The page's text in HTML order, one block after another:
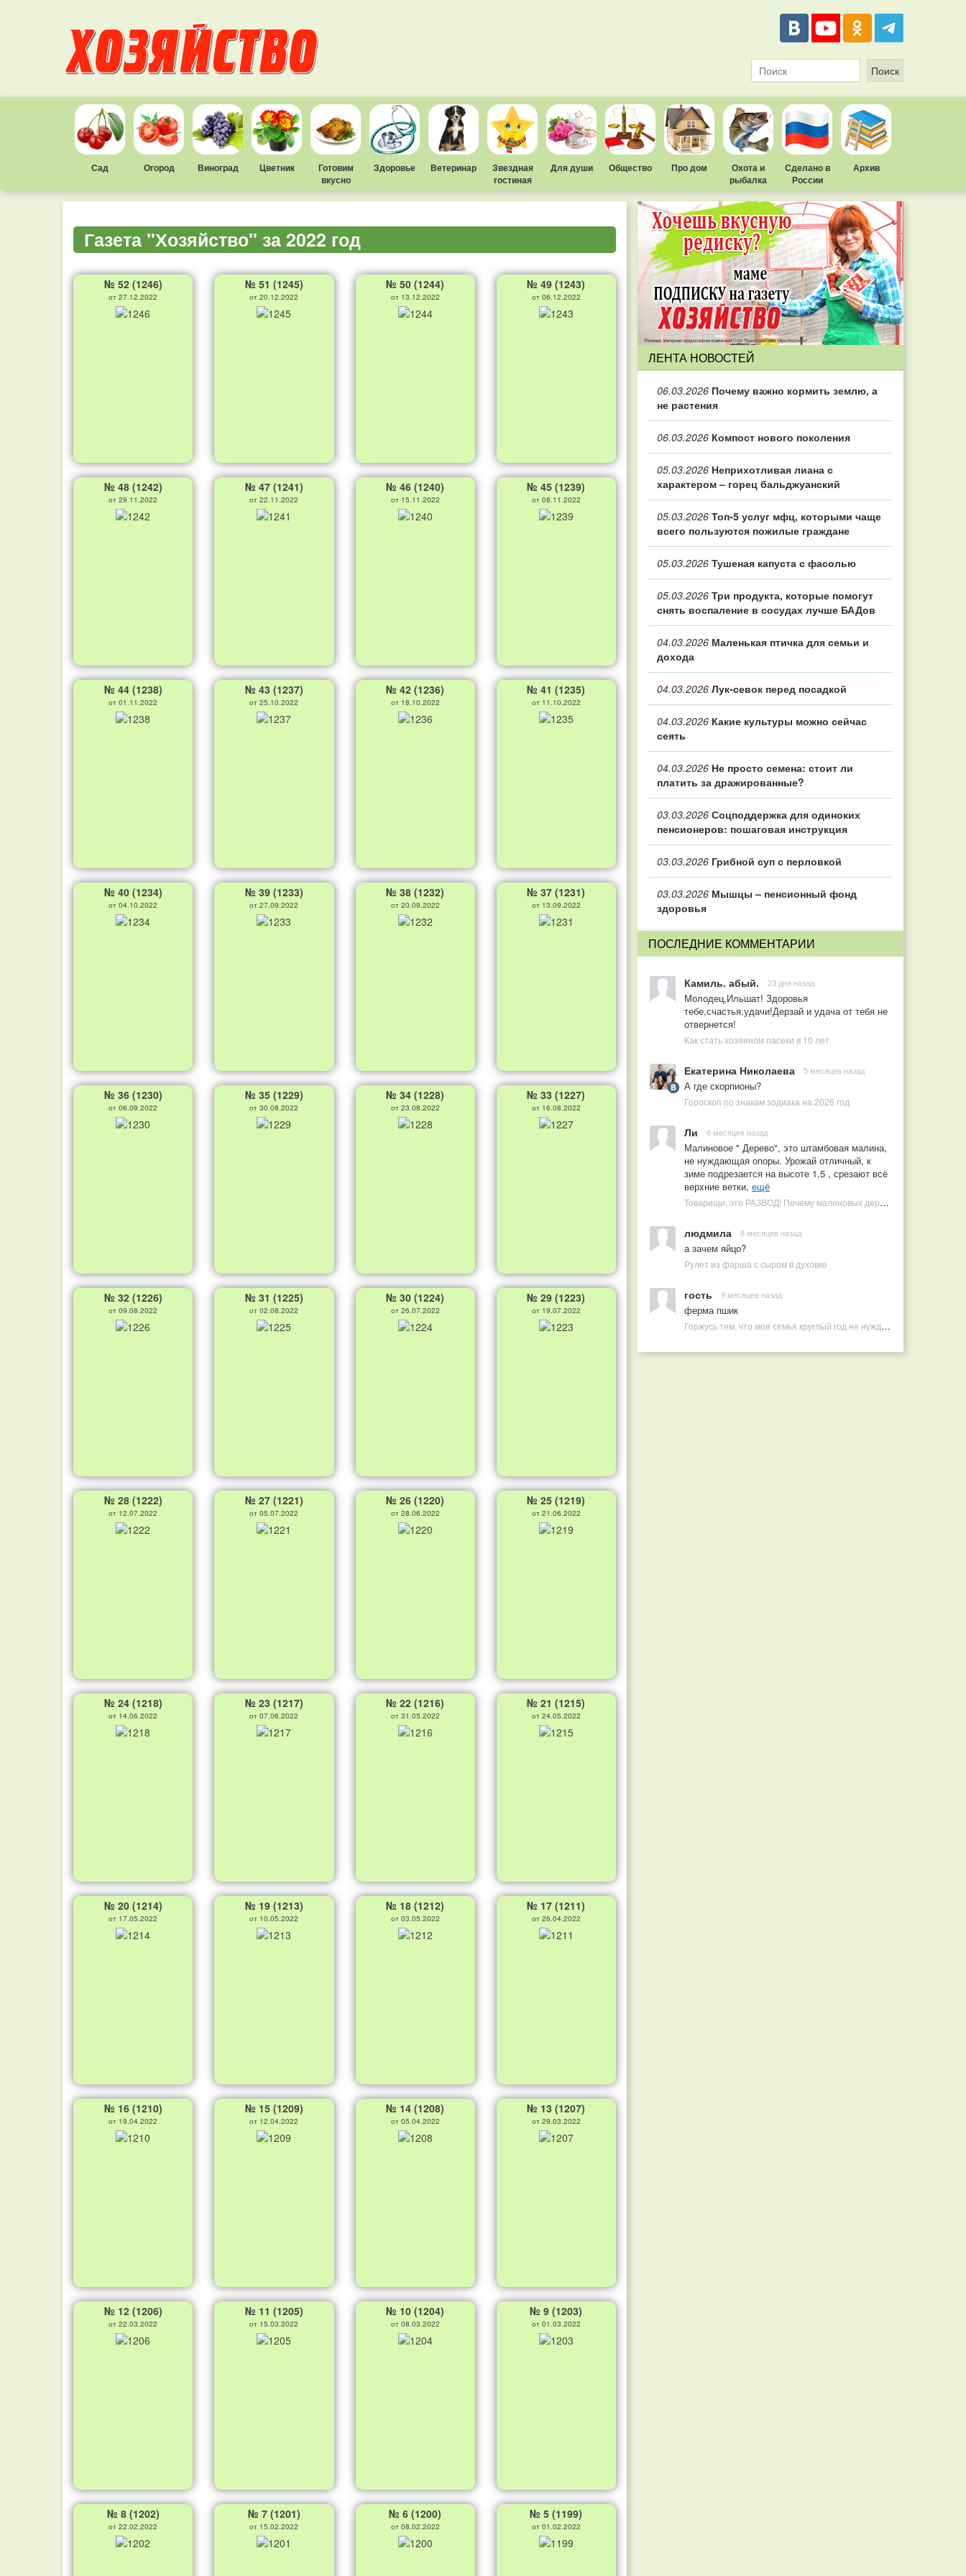
Сад Огород Виноград Цветник
Готовим
вкусно
Здоровье Ветеринар
Звездная
гостиная
Для души Общество Про дом
Охота и
рыбалка
Сделано в
России
Архив
Газета "Хозяйство" за 2022 год
№ 52 (1246)
от 27.12.2022
№ 51 (1245)
от 20.12.2022
№ 50 (1244)
от 13.12.2022
№ 49 (1243)
от 06.12.2022
№ 48 (1242)
от 29.11.2022
№ 47 (1241)
от 22.11.2022
№ 46 (1240)
от 15.11.2022
№ 45 (1239)
от 08.11.2022
№ 44 (1238)
от 01.11.2022
№ 43 (1237)
от 25.10.2022
№ 42 (1236)
от 18.10.2022
№ 41 (1235)
от 11.10.2022
№ 40 (1234)
от 04.10.2022
№ 39 (1233)
от 27.09.2022
№ 38 (1232)
от 20.09.2022
№ 37 (1231)
от 13.09.2022
№ 36 (1230)
от 06.09.2022
№ 35 (1229)
от 30.08.2022
№ 34 (1228)
от 23.08.2022
№ 33 (1227)
от 16.08.2022
№ 32 (1226)
от 09.08.2022
№ 31 (1225)
от 02.08.2022
№ 30 (1224)
от 26.07.2022
№ 29 (1223)
от 19.07.2022
№ 28 (1222)
от 12.07.2022
№ 27 (1221)
от 05.07.2022
№ 26 (1220)
от 28.06.2022
№ 25 (1219)
от 21.06.2022
№ 24 (1218)
от 14.06.2022
№ 23 (1217)
от 07.06.2022
№ 22 (1216)
от 31.05.2022
№ 21 (1215)
от 24.05.2022
№ 20 (1214)
от 17.05.2022
№ 19 (1213)
от 10.05.2022
№ 18 (1212)
от 03.05.2022
№ 17 (1211)
от 26.04.2022
№ 16 (1210)
от 19.04.2022
№ 15 (1209)
от 12.04.2022
№ 14 (1208)
от 05.04.2022
№ 13 (1207)
от 29.03.2022
№ 12 (1206)
от 22.03.2022
№ 11 (1205)
от 15.03.2022
№ 10 (1204)
от 08.03.2022
№ 9 (1203)
от 01.03.2022
№ 8 (1202)
от 22.02.2022
№ 7 (1201)
от 15.02.2022
№ 6 (1200)
от 08.02.2022
№ 5 (1199)
от 01.02.2022
ЛЕНТА НОВОСТЕЙ
06.03.2026 Почему важно кормить землю, а
не растения
06.03.2026 Компост нового поколения
05.03.2026 Неприхотливая лиана с
характером – горец бальджуанский
05.03.2026 Топ‑5 услуг мфц, которыми чаще
всего пользуются пожилые граждане
05.03.2026 Тушеная капуста с фасолью
05.03.2026 Три продукта, которые помогут
снять воспаление в сосудах лучше БАДов
04.03.2026 Маленькая птичка для семьи и
дохода
04.03.2026 Лук-севок перед посадкой
04.03.2026 Какие культуры можно сейчас
сеять
04.03.2026 Не просто семена: стоит ли
платить за дражированные?
03.03.2026 Соцподдержка для одиноких
пенсионеров: пошаговая инструкция
03.03.2026 Грибной суп с перловкой
03.03.2026 Мышцы – пенсионный фонд
здоровья
ПОСЛЕДНИЕ КОММЕНТАРИИ
Камиль. абый. 23 дня назад
Молодец,Ильшат! Здоровья
тебе,счастья,удачи!Дерзай и удача от тебя не
отвернется!
Как стать хозяином пасеки в 10 лет
Екатерина Николаева 5 месяцев назад
А где скорпионы?
Гороскоп по знакам зодиака на 2026 год
Ли 6 месяцев назад
Малиновое " Дерево", это штамбовая малина,
не нуждающая опоры. Урожай отличный, к
зиме подрезается на высоте 1,5 , срезают всё
верхние ветки, ещё
Товарищи, это РАЗВОД! Почему малиновых деревьев не бывает, или Как ушлые продавцы наживаются на мечтах садоводов
людмила 8 месяцев назад
а зачем яйцо?
Рулет из фарша с сыром в духовке
гость 9 месяцев назад
ферма пшик
Горжусь тем, что моя семья круглый год не нуждается в покупных витаминах